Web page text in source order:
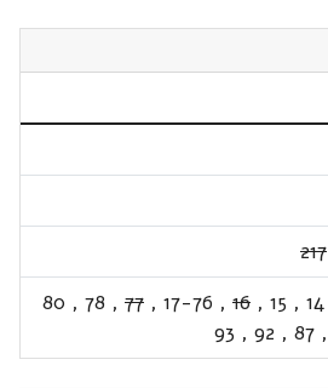
217
14
,
15
,
16
,
17-76
,
77
,
78
,
80
,
87
,
92
,
93